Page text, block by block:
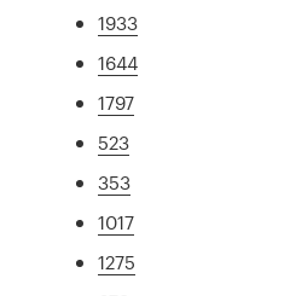
1933
1644
1797
523
353
1017
1275